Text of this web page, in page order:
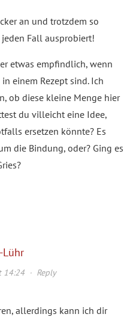
an und trotzdem so
Fall ausprobiert!
etwas empfindlich, wenn
einem Rezept sind. Ich
ob diese kleine Menge hier
du villeicht eine Idee,
ersetzen könnte? Es
die Bindung, oder? Ging es
Lühr
14:24· Reply
allerdings kann ich dir